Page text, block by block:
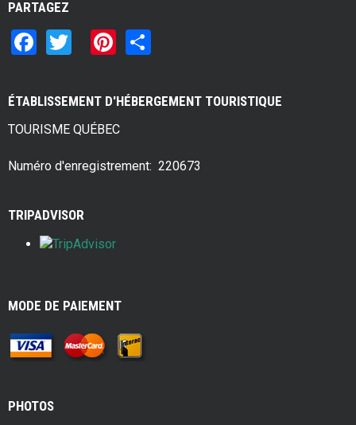
PARTAGEZ
F
a
ce
b
o
o
wi
tt
er
Pi
nt
er
es
t
ar
e
ÉTABLISSEMENT D'HÉBERGEMENT TOURISTIQUE
TOURISME QUÉBEC
Numéro d'enregistrement: 220673
TRIPADVISOR
MODE DE PAIEMENT
PHOTOS